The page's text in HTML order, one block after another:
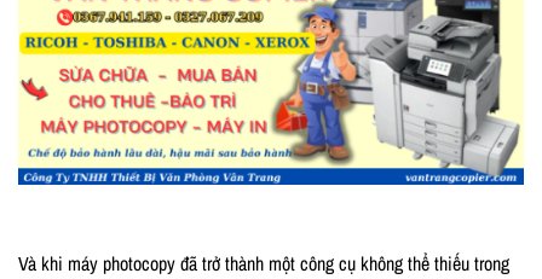
Và khi máy photocopy đã trở thành một công cụ không thể thiếu trong